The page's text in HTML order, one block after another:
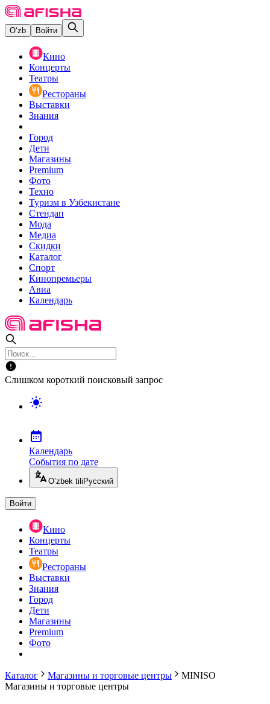
O‘zb Войти
Кино
Концерты
Театры
Рестораны
Выставки
Знания
Город
Дети
Магазины
Premium
Фото
Техно
Туризм в Узбекистане
Стендап
Мода
Медиа
Скидки
Каталог
Спорт
Кинопремьеры
Авиа
Календарь
Слишком короткий поисковый запрос
Календарь
События по дате
O’zbek tili Русский
Войти
Кино
Концерты
Театры
Рестораны
Выставки
Знания
Город
Дети
Магазины
Premium
Фото
Каталог Магазины и торговые центры
MINISО
Магазины и торговые центры